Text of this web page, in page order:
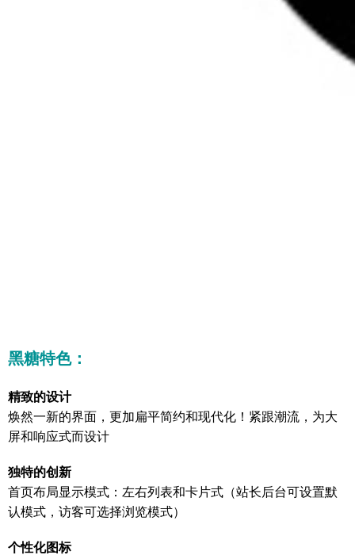
黑糖特色：
精致的设计
焕然一新的界面，更加扁平简约和现代化！紧跟潮流，为大
屏和响应式而设计
独特的创新
首页布局显示模式：左右列表和卡片式（站长后台可设置默
认模式，访客可选择浏览模式）
个性化图标